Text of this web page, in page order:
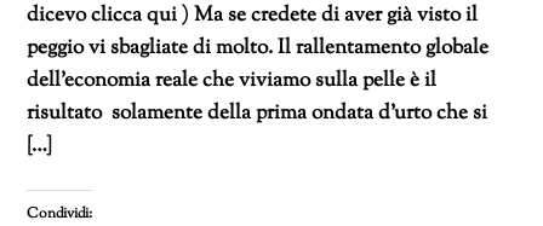
dicevo clicca qui ) Ma se credete di aver già visto il
peggio vi sbagliate di molto. Il rallentamento globale
dell’economia reale che viviamo sulla pelle è il
risultato solamente della prima ondata d’urto che si
[…]
Condividi: